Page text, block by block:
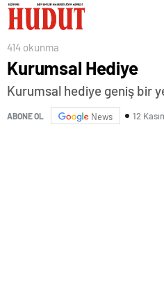
414 okunma
Kurumsal Hediye
Kurumsal hediye geniş bir
ABONE OL News 12